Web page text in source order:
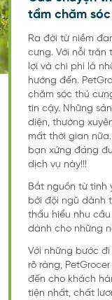
tầm chăm
Ra đời từ niềm
cưng. Với nỗi trăn
lợi và chi phí là
hướng đến.
chăm sóc thú
tin cậy. Những
diện, thường
mất thời gian
bạn xứng đáng
dịch vụ này!!!
Bắt nguồn từ tình
bởi đội ngũ dành
thấu hiểu nhu
dành cho những
Với những bước
rõ ràng,
đến cho khách
tiện nhất, chất